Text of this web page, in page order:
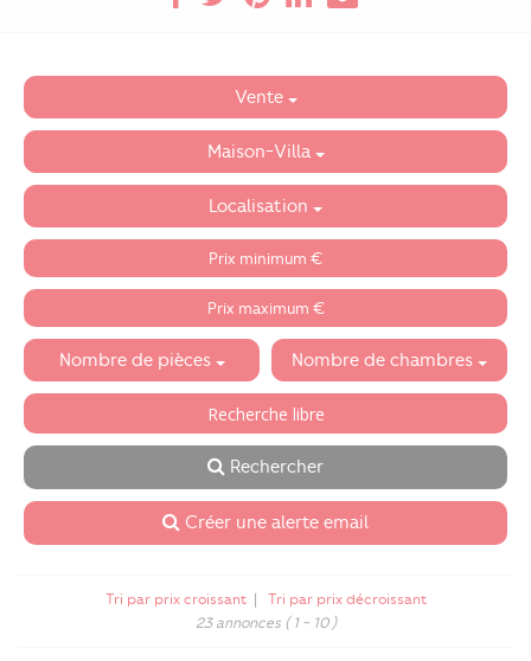
Vente
Maison-Villa
Localisation
Nombre de pièces Nombre de chambres
Rechercher
Créer une alerte email
Tri par prix croissant |
Tri par prix décroissant
23 annonces ( 1 - 10 )